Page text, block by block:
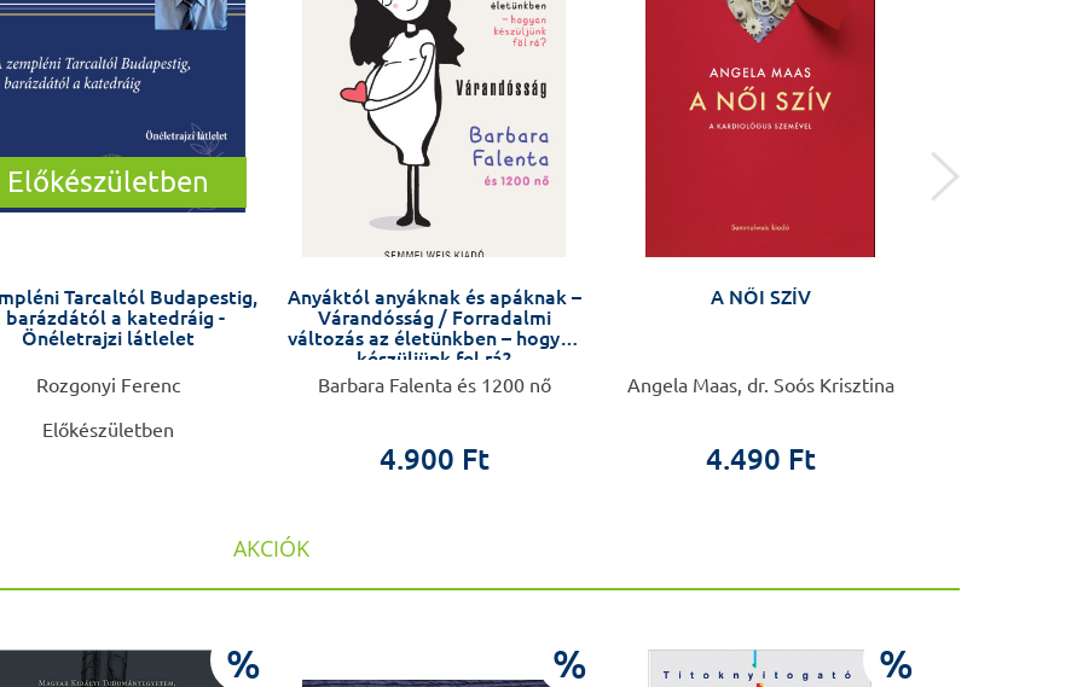
Előkészületben
Tarcaltól Budapestig,
barázdától a katedráig -
Önéletrajzi látlelet
Rozgonyi Ferenc
Előkészületben
Anyáktól anyáknak és apáknak –
Várandósság / Forradalmi
változás az életünkben – hogyan
készüljünk fel rá?
Barbara Falenta és 1200 nő
4.900 Ft
A NŐI SZÍV
Angela Maas, dr. Soós Krisztina
4.490 Ft
AKCIÓK
% % %